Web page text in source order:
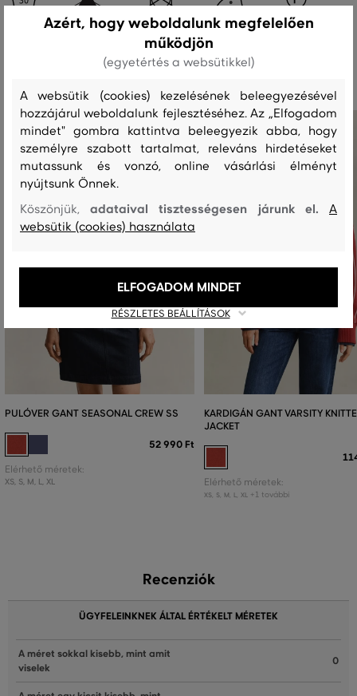
Ajánlott termékek
PULÓVER GANT SEASONAL CREW SS
52 990 Ft
Elérhető méretek:
XS, S, M, L, XL
KARDIGÁN GANT VARSITY
JACKET
Elérhető méretek:
XS S M L XL +1 további
Recenziók
ÜGYFELEINKNEK ÁLTAL ÉRTÉKELT MÉRETEK
A méret sokkal kisebb, mint amit
viselek
0
Azért, hogy weboldalunk megfelelően
működjön
(egyetértés a websütikkel)
A websütik (cookies) kezelésének beleegyezésével
hozzájárul weboldalunk fejlesztéséhez. Az „Elfogadom
mindet" gombra kattintva beleegyezik abba, hogy
személyre szabott tartalmat, releváns hirdetéseket
mutassunk és vonzó, online vásárlási élményt
nyújtsunk Önnek.
Köszönjük,adataival tisztességesen járunk el.A
websütik (cookies) használata
RÉSZLETES BEÁLLÍTÁSOK
ELFOGADOM MINDET